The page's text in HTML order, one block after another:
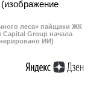
леса» пайщики ЖК
Group начала
ИИ)